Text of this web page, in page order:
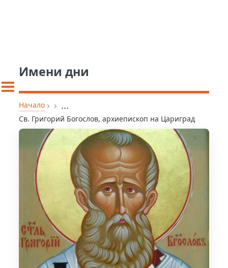
Имени дни
Начало › › ...
Св. Григорий Богослов, архиепископ на Цариград